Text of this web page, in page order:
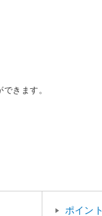
きます。
ポイント